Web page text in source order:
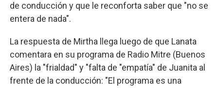
de conducción y que le reconforta saber que "no se
entera de nada".
La respuesta de Mirtha llega luego de que Lanata
comentara en su programa de Radio Mitre (Buenos
Aires) la "frialdad" y "falta de "empatía" de Juanita al
frente de la conducción: "El programa es una